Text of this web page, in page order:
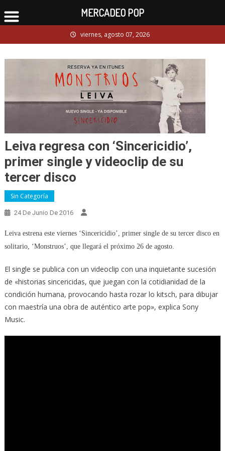
to
viernes, agosto 07, 2026
Leiva regresa con ‘Sincericidio’,
primer single y videoclip de su
tercer disco
Sin Categoría
24 De Junio De 2016
Leiva estrena este viernes ‘Sincericidio’, primer single de su tercer disco en
solitario, ‘Monstruos’, que llegará el próximo 26 de agosto.
El single se publica con un videoclip con una inquietante sucesión
de «historias sincericidas, que juegan con la cotidianidad de la
condición humana, provocando hasta rozar lo kitsch, para dibujar
con maestría una obra de auténtico arte pop», explica Sony
Music.
MERCADEO POP